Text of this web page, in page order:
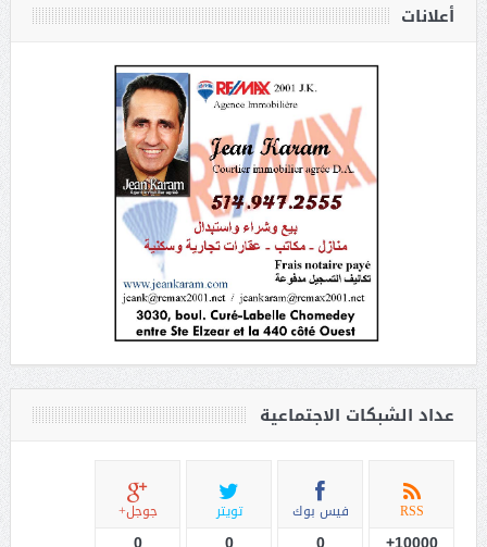
أعلانات
عداد الشبكات الاجتماعية
RSS
10000+
فيس بوك
0
تويتر
0
جوجل+
0